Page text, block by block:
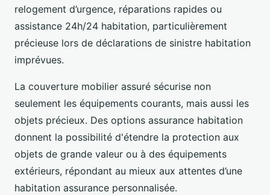
relogement d’urgence, réparations rapides ou
assistance 24h/24 habitation, particulièrement
précieuse lors de déclarations de sinistre habitation
imprévues.
La couverture mobilier assuré sécurise non
seulement les équipements courants, mais aussi les
objets précieux. Des options assurance habitation
donnent la possibilité d'étendre la protection aux
objets de grande valeur ou à des équipements
extérieurs, répondant au mieux aux attentes d’une
habitation assurance personnalisée.